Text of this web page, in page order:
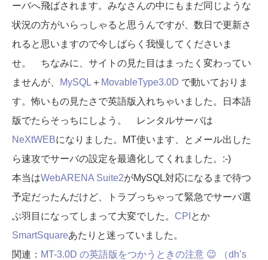
ーバへ飛ばされます。みなさんの中にもまだ同じような
状況の方がいらっしゃると思うんですが、数日で更新さ
れると思いますので今しばらく我慢してくださいま
せ。 ちなみに、サイトの見た目はまったく変わってい
ませんが、
MySQL ＋ MovableType3.0D で動いておりま
す。怖いもの見たさで英語版入れちゃいました。日本語
版でたらそっちにしよう。 レンタルサーバは
NeXtWEBになりました。MT使います、とメール出した
ら速攻でサーバの設定を最適化してくれました。:-)
本当はWebARENA Suite2がMySQL対応になるまで待つ
予定だったんだけど、トラブっちゃって緊急でサーバ選
ぶ羽目になってしまって大変でした。 CPI とか
SmartSquareあたりと迷っていました。
関連： MT-3.0D の英語版をつかうときの注意 😉 （dh’s